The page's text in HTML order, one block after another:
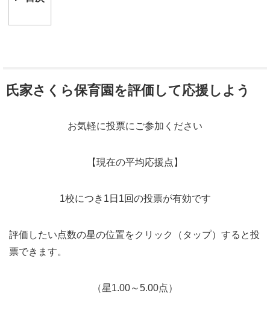
氏家さくら保育園を評価して応援しよう
お気軽に投票にご参加ください
【現在の平均応援点】
1校につき1日1回の投票が有効です
評価したい点数の星の位置をクリック（タップ）すると投
票できます。
（星1.00～5.00点）